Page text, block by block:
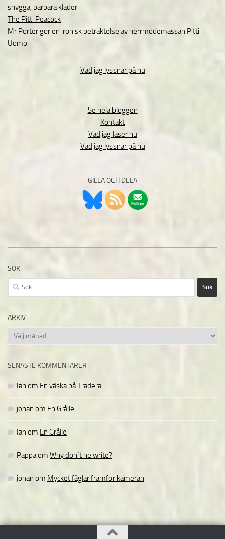
snygga, bärbara kläder
The Pitti Peacock
Mr Porter gör en ironisk betraktelse av herrmodemässan Pitti
Uomo.
Vad jag lyssnar på nu
Se hela bloggen
Kontakt
Vad jag läser nu
Vad jag lyssnar på nu
GILLA OCH DELA
SÖK
Sök
efter:
ARKIV
Arkiv
SENASTE KOMMENTARER
Ian om En väska på Tradera
johan om En Grålle
Ian om En Grålle
Pappaom Why don´t he write?
johan om Mycket fåglar framför kameran